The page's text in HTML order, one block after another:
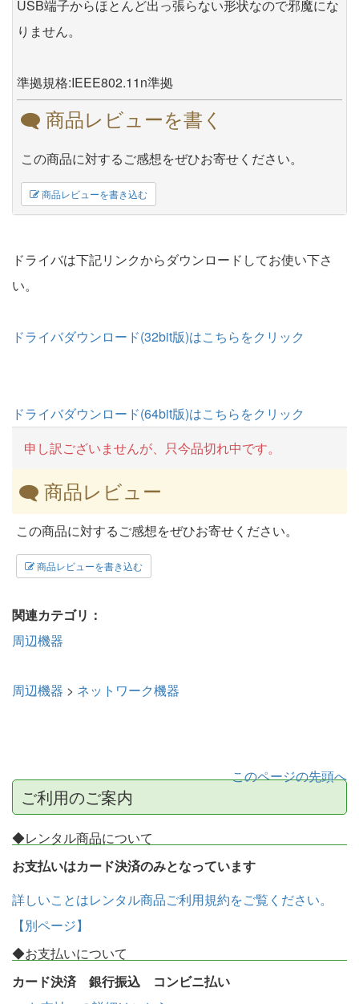
USB端子からほとんど出っ張らない形状なので邪魔にな
りません。
準拠規格:IEEE802.11n準拠
商品レビューを書く
この商品に対するご感想をぜひお寄せください。
商品レビューを書き込む
ドライバは下記リンクからダウンロードしてお使い下さ
い。
ドライバダウンロード(32bit版)はこちらをクリック
ドライバダウンロード(64bit版)はこちらをクリック
申し訳ございませんが、只今品切れ中です。
商品レビュー
この商品に対するご感想をぜひお寄せください。
商品レビューを書き込む
関連カテゴリ：
周辺機器
周辺機器 > ネットワーク機器
このページの先頭へ
ご利用のご案内
◆レンタル商品について
お支払いはカード決済のみとなっています
詳しいことはレンタル商品ご利用規約をご覧ください。
【別ページ】
◆お支払いについて
カード決済 銀行振込 コンビニ払い